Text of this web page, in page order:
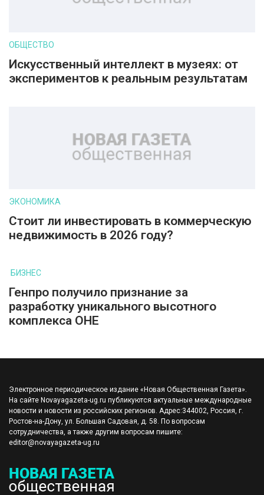
ОБЩЕСТВО
Искусственный интеллект в музеях: от
экспериментов к реальным результатам
ЭКОНОМИКА
Стоит ли инвестировать в коммерческую
недвижимость в 2026 году?
БИЗНЕС
Генпро получило признание за
разработку уникального высотного
комплекса ОНЕ
Электронное периодическое издание «Новая Общественная Газета».
На сайте Novayagazeta-ug.ru публикуются актуальные международные
новости и новости из российских регионов. Адрес:344002, Россия, г.
Ростов-на-Дону, ул. Большая Садовая, д. 58. По вопросам
сотрудничества, а также другим вопросам пишите:
editor@novayagazeta-ug.ru